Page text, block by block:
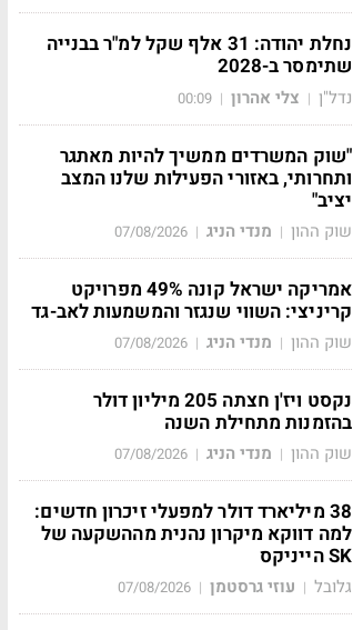
נחלת יהודה: 31 אלף שקל למ"ר בבנייה
שתימסר ב-2028
נדל"ן | צלי אהרון |
00:09
"שוק המשרדים ממשיך להיות מאתגר
ותחרותי, באזורי הפעילות שלנו המצב
יציב"
שוק ההון | מנדי הניג |
07/08/2026
אמריקה ישראל קונה 49% מפרויקט
קריניצי: השווי שנגזר והמשמעות לאב-גד
שוק ההון | מנדי הניג |
07/08/2026
נקסט ויז'ן חצתה 205 מיליון דולר
בהזמנות מתחילת השנה
שוק ההון | מנדי הניג |
07/08/2026
38 מיליארד דולר למפעלי זיכרון חדשים:
למה דווקא מיקרון נהנית מההשקעה של
SK הייניקס
גלובל | עוזי גרסטמן |
07/08/2026